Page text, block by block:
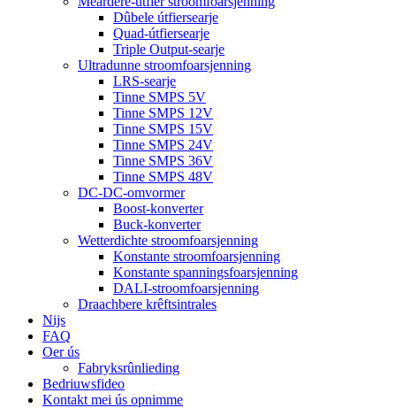
Dûbele útfiersearje
Quad-útfiersearje
Triple Output-searje
Ultradunne stroomfoarsjenning
LRS-searje
Tinne SMPS 5V
Tinne SMPS 12V
Tinne SMPS 15V
Tinne SMPS 24V
Tinne SMPS 36V
Tinne SMPS 48V
DC-DC-omvormer
Boost-konverter
Buck-konverter
Wetterdichte stroomfoarsjenning
Konstante stroomfoarsjenning
Konstante spanningsfoarsjenning
DALI-stroomfoarsjenning
Draachbere krêftsintrales
Nijs
FAQ
Oer ús
Fabryksrûnlieding
Bedriuwsfideo
Kontakt mei ús opnimme